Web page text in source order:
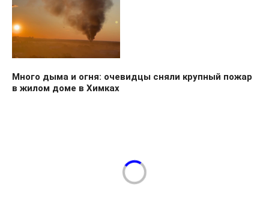
Много дыма и огня: очевидцы сняли крупный пожар
в жилом доме в Химках